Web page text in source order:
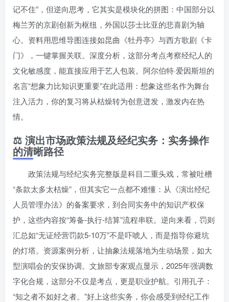
记不住”，但逆向思考，它其实是模块化的拼图：中国部分以
梅兰芳的京剧创新为枢纽，外国以莎士比亚的悲喜剧为轴
心。资料用思维导图连接如昆曲《牡丹亭》与西方歌剧《卡
门》，一键掌握关联。深度分析，这部分考点考察经纪人的
文化敏感度，能直接应用于艺人包装。阿尔伯特·爱因斯坦的
名言“想象力比知识更重要”在此适用：想象这些名作为舞台
注入活力，你的复习将从枯燥转为创意迸发，激发内在热
情。
⚖️ 演出市场政策法规及经纪实务：实务操作
的清晰路径
政策法规与经纪实务完整版是科目二重头戏，常被吐槽
“条款太多太枯燥”，但其实它一点都不难懂：从《演出经纪
人员管理办法》的备案要求，到合同实务中的知识产权保
护，这些内容按“筹备-执行-结算”流程串联。逆向来看，罚则
汇总如“无证经营罚款5-10万”不是吓唬人，而是指导你避坑
的灯塔。资源案例分析，让抽象法规落地为生动场景，如大
型演唱会的安保协调。文旅部专家观点显示，2025年强调数
字化合规，这部分不仅是考点，更是职业护航。引用孔子：
“知之者不如好之者。”好上这些实务，你会感受到经纪工作